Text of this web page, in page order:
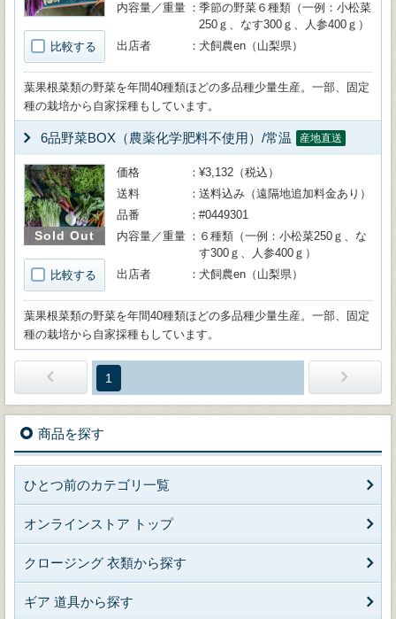
比較する
内容量／重量
季節の野菜６種類（一例：小松菜
250ｇ、なす300ｇ、人参400ｇ）
出店者
犬飼農en（山梨県）
葉果根菜類の野菜を年間40種類ほどの多品種少量生産。一部、固定
種の栽培から自家採種もしています。
6品野菜BOX（農薬化学肥料不使用）/常温 産地直送
Sold Out
比較する
価格
¥3,132（税込）
送料
送料込み（遠隔地追加料金あり）
品番
#0449301
内容量／重量
６種類（一例：小松菜250ｇ、な
す300ｇ、人参400ｇ）
出店者
犬飼農en（山梨県）
葉果根菜類の野菜を年間40種類ほどの多品種少量生産。一部、固定
種の栽培から自家採種もしています。
1
商品を探す
ひとつ前のカテゴリ一覧
オンラインストア トップ
クロージング 衣類から探す
ギア 道具から探す